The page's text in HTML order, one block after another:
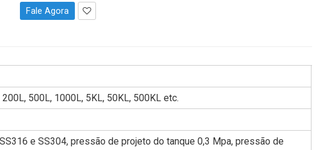
Fale Agora
500L, 1000L, 5KL, 50KL, 500KL etc.
e SS304, pressão de projeto do tanque 0,3 Mpa, pressão de